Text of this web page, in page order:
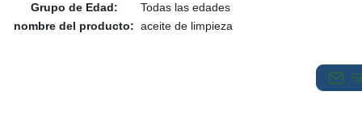
Grupo de Edad:
Todas las edades
nombre del producto: aceite de limpieza